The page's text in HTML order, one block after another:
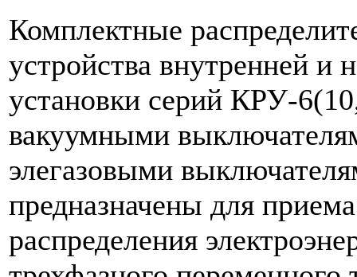
Комплектные
устройства внутренней и
установки серий КРУ-
вакуумными
элегазовыми
предназначены для
распределения